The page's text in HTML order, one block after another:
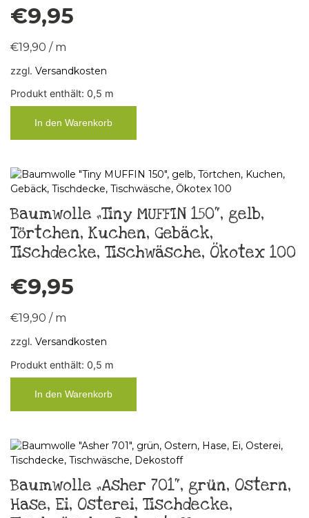
€9,95
€19,90 / m
zzgl. Versandkosten
Produkt enthält: 0,5 m
In den Warenkorb
Baumwolle „Tiny MUFFIN 150“, gelb,
Törtchen, Kuchen, Gebäck,
Tischdecke, Tischwäsche, Ökotex 100
€9,95
€19,90 / m
zzgl. Versandkosten
Produkt enthält: 0,5 m
In den Warenkorb
Baumwolle „Asher 701“, grün, Ostern,
Hase, Ei, Osterei, Tischdecke,